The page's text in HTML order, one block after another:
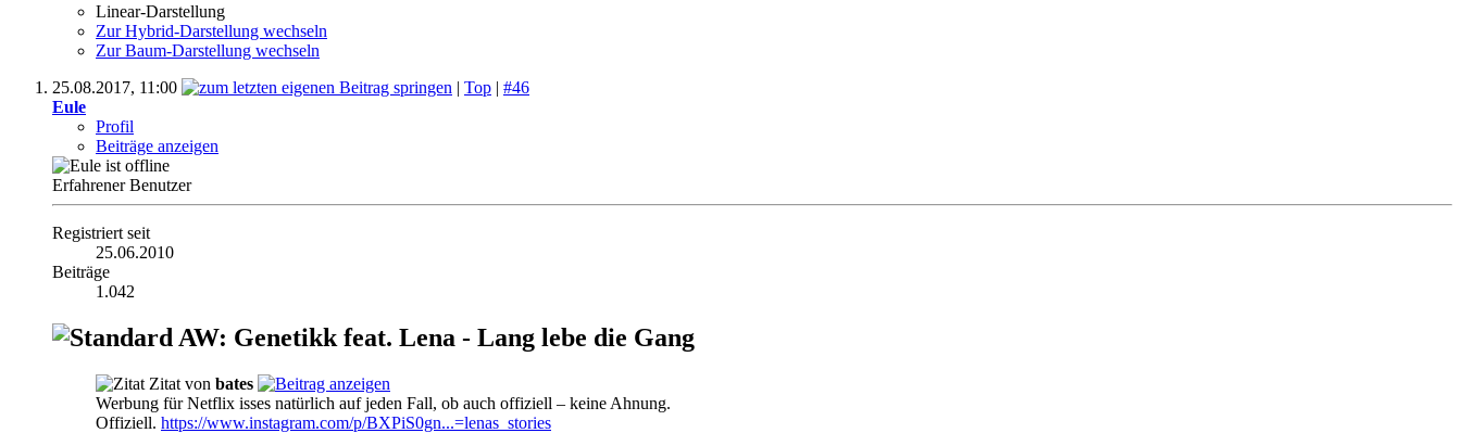
Linear-Darstellung
Zur Hybrid-Darstellung wechseln
Zur Baum-Darstellung wechseln
25.08.2017, 11:00 | Top | #46
Eule
Profil
Beiträge anzeigen
Erfahrener Benutzer
Registriert seit
25.06.2010
Beiträge
1.042
AW: Genetikk feat. Lena - Lang lebe die Gang
Zitat von bates
Werbung für Netflix isses natürlich auf jeden Fall, ob auch offiziell – keine Ahnung.
Offiziell. https://www.instagram.com/p/BXPiS0gn...=lenas_stories